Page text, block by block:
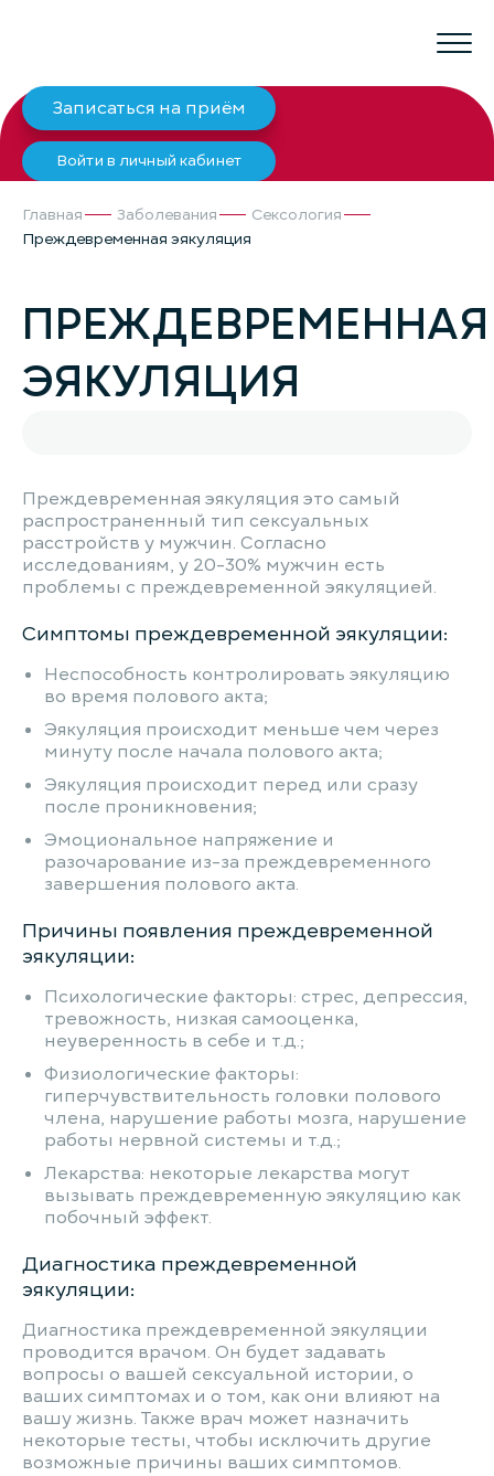
Записаться на приём
Войти в личный кабинет
Главная Заболевания
Сексология
Преждевременная эякуляция
ПРЕЖДЕВРЕМЕННАЯ
ЭЯКУЛЯЦИЯ
Преждевременная эякуляция это самый
распространенный тип сексуальных
расстройств у мужчин. Согласно
исследованиям, у 20-30% мужчин есть
проблемы с преждевременной эякуляцией.
Симптомы преждевременной эякуляции:
Неспособность контролировать эякуляцию
во время полового акта;
Эякуляция происходит меньше чем через
минуту после начала полового акта;
Эякуляция происходит перед или сразу
после проникновения;
Эмоциональное напряжение и
разочарование из-за преждевременного
завершения полового акта.
Причины появления преждевременной
эякуляции:
Психологические факторы: стрес, депрессия,
тревожность, низкая самооценка,
неуверенность в себе и т.д.;
Физиологические факторы:
гиперчувствительность головки полового
члена, нарушение работы мозга, нарушение
работы нервной системы и т.д.;
Лекарства: некоторые лекарства могут
вызывать преждевременную эякуляцию как
побочный эффект.
Диагностика преждевременной
эякуляции:
Диагностика преждевременной эякуляции
проводится врачом. Он будет задавать
вопросы о вашей сексуальной истории, о
ваших симптомах и о том, как они влияют на
вашу жизнь. Также врач может назначить
некоторые тесты, чтобы исключить другие
возможные причины ваших симптомов.